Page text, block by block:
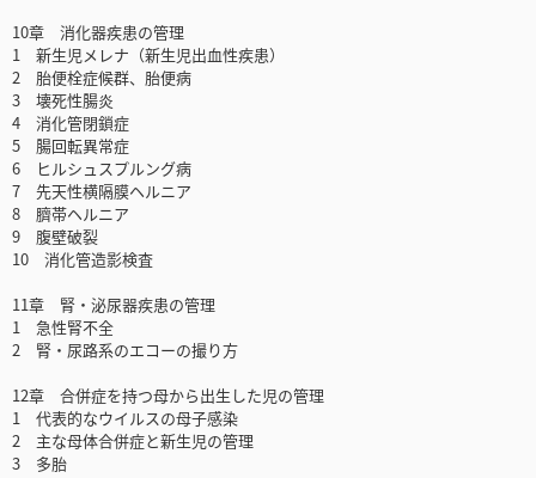
10章 消化器疾患の管理
1 新生児メレナ（新生児出血性疾患）
2 胎便栓症候群、胎便病
3 壊死性腸炎
4 消化管閉鎖症
5 腸回転異常症
6 ヒルシュスプルング病
7 先天性横隔膜ヘルニア
8 臍帯ヘルニア
9 腹壁破裂
10 消化管造影検査
11章 腎・泌尿器疾患の管理
1 急性腎不全
2 腎・尿路系のエコーの撮り方
12章 合併症を持つ母から出生した児の管理
1 代表的なウイルスの母子感染
2 主な母体合併症と新生児の管理
3 多胎